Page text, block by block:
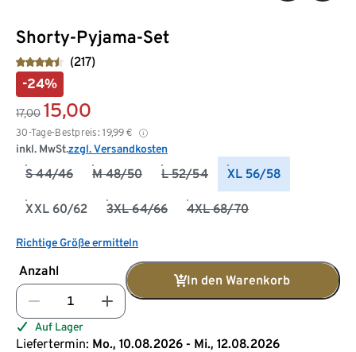
Shorty-Pyjama-Set
(217)
-24%
17,00 15,00
30-Tage-Bestpreis: 19,99 €
inkl. MwSt.zzgl. Versandkosten
S 44/46 M 48/50 L 52/54 XL 56/58
XXL 60/62 3XL 64/66 4XL 68/70
Richtige Größe ermitteln
Anzahl
In den Warenkorb
Auf Lager
Liefertermin: Mo., 10.08.2026 - Mi., 12.08.2026